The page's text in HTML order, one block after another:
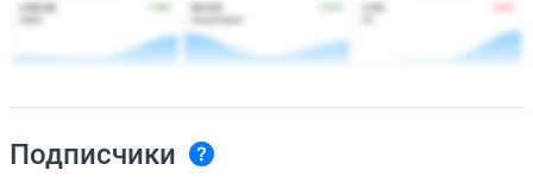
Подписчики